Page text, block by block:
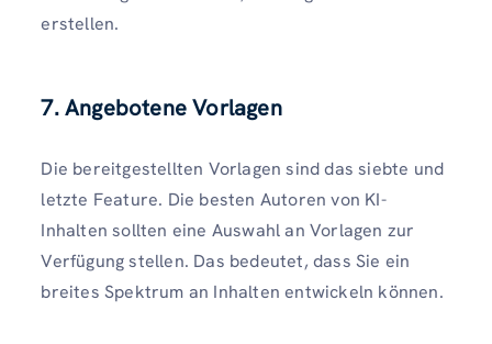
erstellen.
7. Angebotene Vorlagen
Die bereitgestellten Vorlagen sind das siebte und
letzte Feature. Die besten Autoren von KI-
Inhalten sollten eine Auswahl an Vorlagen zur
Verfügung stellen. Das bedeutet, dass Sie ein
breites Spektrum an Inhalten entwickeln können.